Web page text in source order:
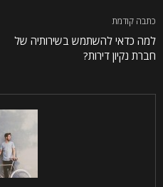
כתבה קודמת
למה כדאי להשתמש בשירותיה של
חברת נקיון דירות?